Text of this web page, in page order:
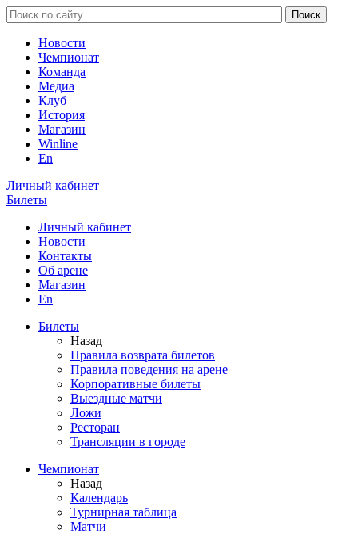
Новости
Чемпионат
Команда
Медиа
Клуб
История
Магазин
Winline
En
Личный кабинет
Билеты
Личный кабинет
Новости
Контакты
Об арене
Магазин
En
Билеты
Назад
Правила возврата билетов
Правила поведения на арене
Корпоративные билеты
Выездные матчи
Ложи
Ресторан
Трансляции в городе
Чемпионат
Назад
Календарь
Турнирная таблица
Матчи